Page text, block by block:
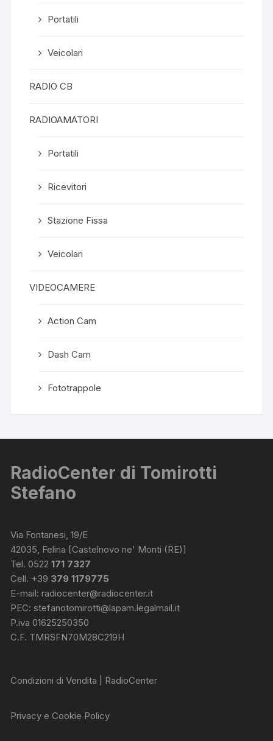
Portatili
Veicolari
RADIO CB
RADIOAMATORI
Portatili
Ricevitori
Stazione Fissa
Veicolari
VIDEOCAMERE
Action Cam
Dash Cam
Fototrappole
RadioCenter di Tomirotti
Stefano
Via Fontanesi, 19/E
42035, Felina [Castelnovo ne' Monti (RE)]
Tel. 0522171 7327
Cell. +39 379 1179775
E-mail:radiocenter@radiocenter.it
PEC:stefanotomirotti@lapam.legalmail.it
P.iva 01625250350
C.F. TMRSFN70M28C219H
Condizioni di Vendita | RadioCenter
Privacy e Cookie Policy